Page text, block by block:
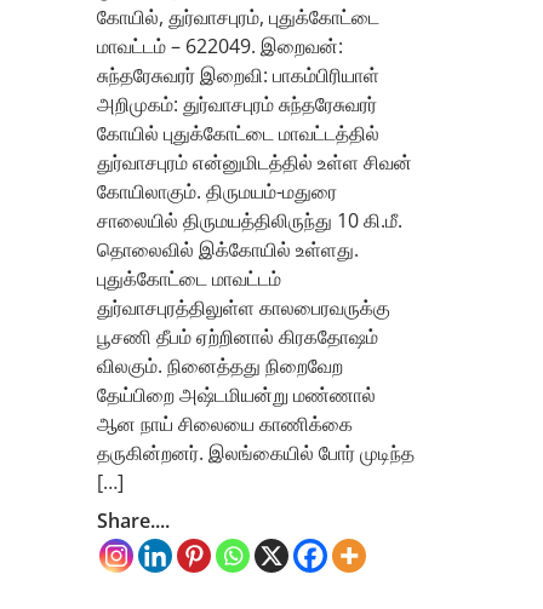
கோயில், துர்வாசபுரம், புதுக்கோட்டை
மாவட்டம் – 622049. இறைவன்:
சுந்தரேசுவரர் இறைவி: பாகம்பிரியாள்
அறிமுகம்: துர்வாசபுரம் சுந்தரேசுவரர்
கோயில் புதுக்கோட்டை மாவட்டத்தில்
துர்வாசபுரம் என்னுமிடத்தில் உள்ள சிவன்
கோயிலாகும். திருமயம்-மதுரை
சாலையில் திருமயத்திலிருந்து 10 கி.மீ.
தொலைவில் இக்கோயில் உள்ளது.
புதுக்கோட்டை மாவட்டம்
துர்வாசபுரத்திலுள்ள காலபைரவருக்கு
பூசணி தீபம் ஏற்றினால் கிரகதோஷம்
விலகும். நினைத்தது நிறைவேற
தேய்பிறை அஷ்டமியன்று மண்ணால்
ஆன நாய் சிலையை காணிக்கை
தருகின்றனர். இலங்கையில் போர் முடிந்த
[…]
Share....